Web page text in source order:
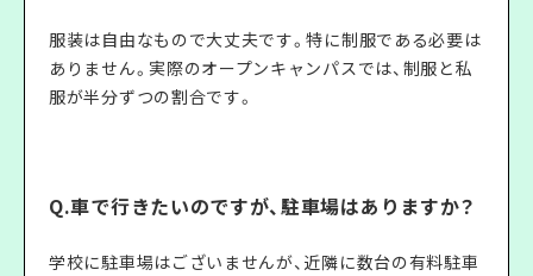
服装は自由なもので大丈夫です。特に制服である必要は
ありません。実際のオープンキャンパスでは、制服と私
服が半分ずつの割合です。
Q.車で行きたいのですが、駐車場はありますか？
学校に駐車場はございませんが、近隣に数台の有料駐車